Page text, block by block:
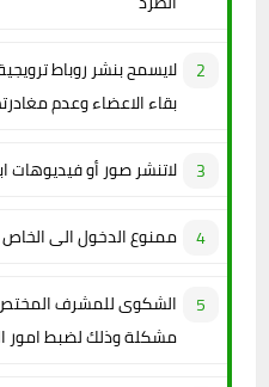
لايسمح بنشر روباط
بقاء الاعضاء وعدم
لاتنشر صور أو
ممنوع الدخول الى
الشكوى للمشرف
مشكلة وذلك لضبط امور